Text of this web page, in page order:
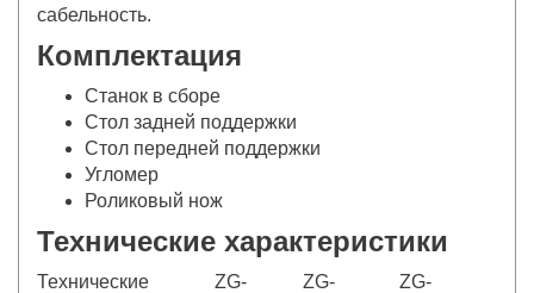
сабельность.
Комплектация
Станок в сборе
Стол задней поддержки
Стол передней поддержки
Угломер
Роликовый нож
Технические характеристики
Технические
ZG-
ZG-
ZG-